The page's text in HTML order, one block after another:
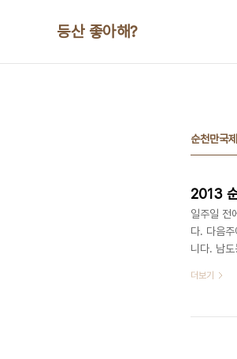
등산 좋아해?
순천만국
2013
일주일 전
다. 다음
니다. 남
더보기